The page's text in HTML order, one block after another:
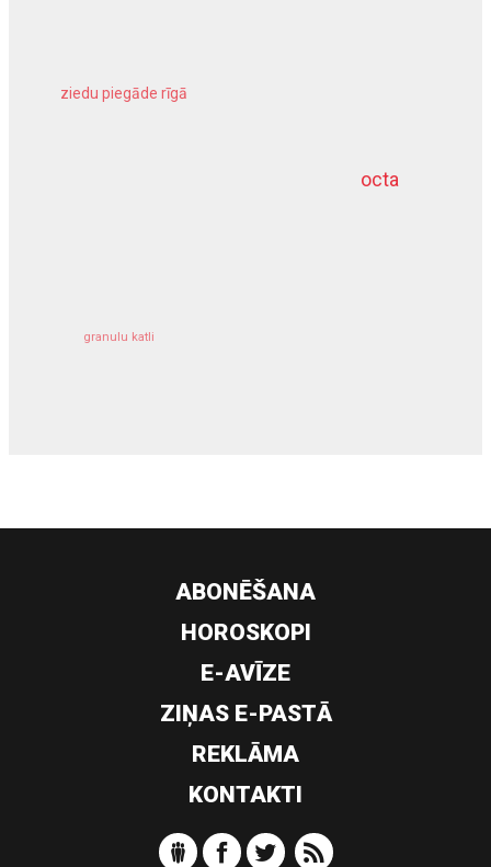
octa
ziedu piegāde rīgā
granulu katli
dziļurbums
ABONĒŠANA
HOROSKOPI
E-AVĪZE
ZIŅAS E-PASTĀ
REKLĀMA
KONTAKTI